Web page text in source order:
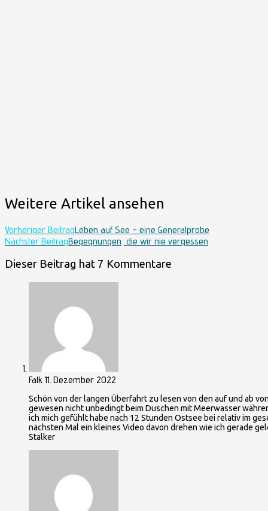
Weitere Artikel ansehen
Vorheriger BeitragLeben auf See – eine Generalprobe
Nächster BeitragBegegnungen, die wir nie vergessen
Dieser Beitrag hat 7 Kommentare
Falk 11. Dezember 2022
Schön von der langen Überfahrt zu lesen von den auf und ab
gewesen nicht unbedingt beim Duschen mit Meerwasser
ich mich gefühlt habe nach 12 Stunden Ostsee bei relativ im
nächsten Mal ein kleines Video davon drehen wie ich gerade
Stalker